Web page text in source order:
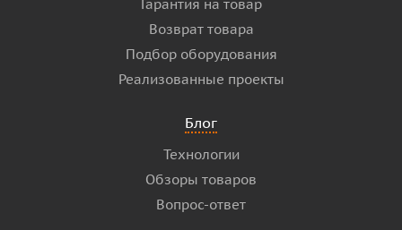
Гарантия на товар
Возврат товара
Подбор оборудования
Реализованные проекты
Блог
Технологии
Обзоры товаров
Вопрос-ответ